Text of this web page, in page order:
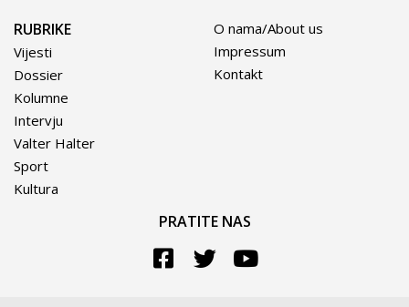
RUBRIKE
Vijesti
Dossier
Kolumne
Intervju
Valter Halter
Sport
Kultura
O nama/About us
Impressum
Kontakt
PRATITE NAS